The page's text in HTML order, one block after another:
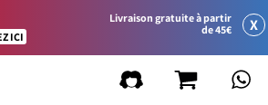
ICI
Livraison gratuite à partir
de 45€
X